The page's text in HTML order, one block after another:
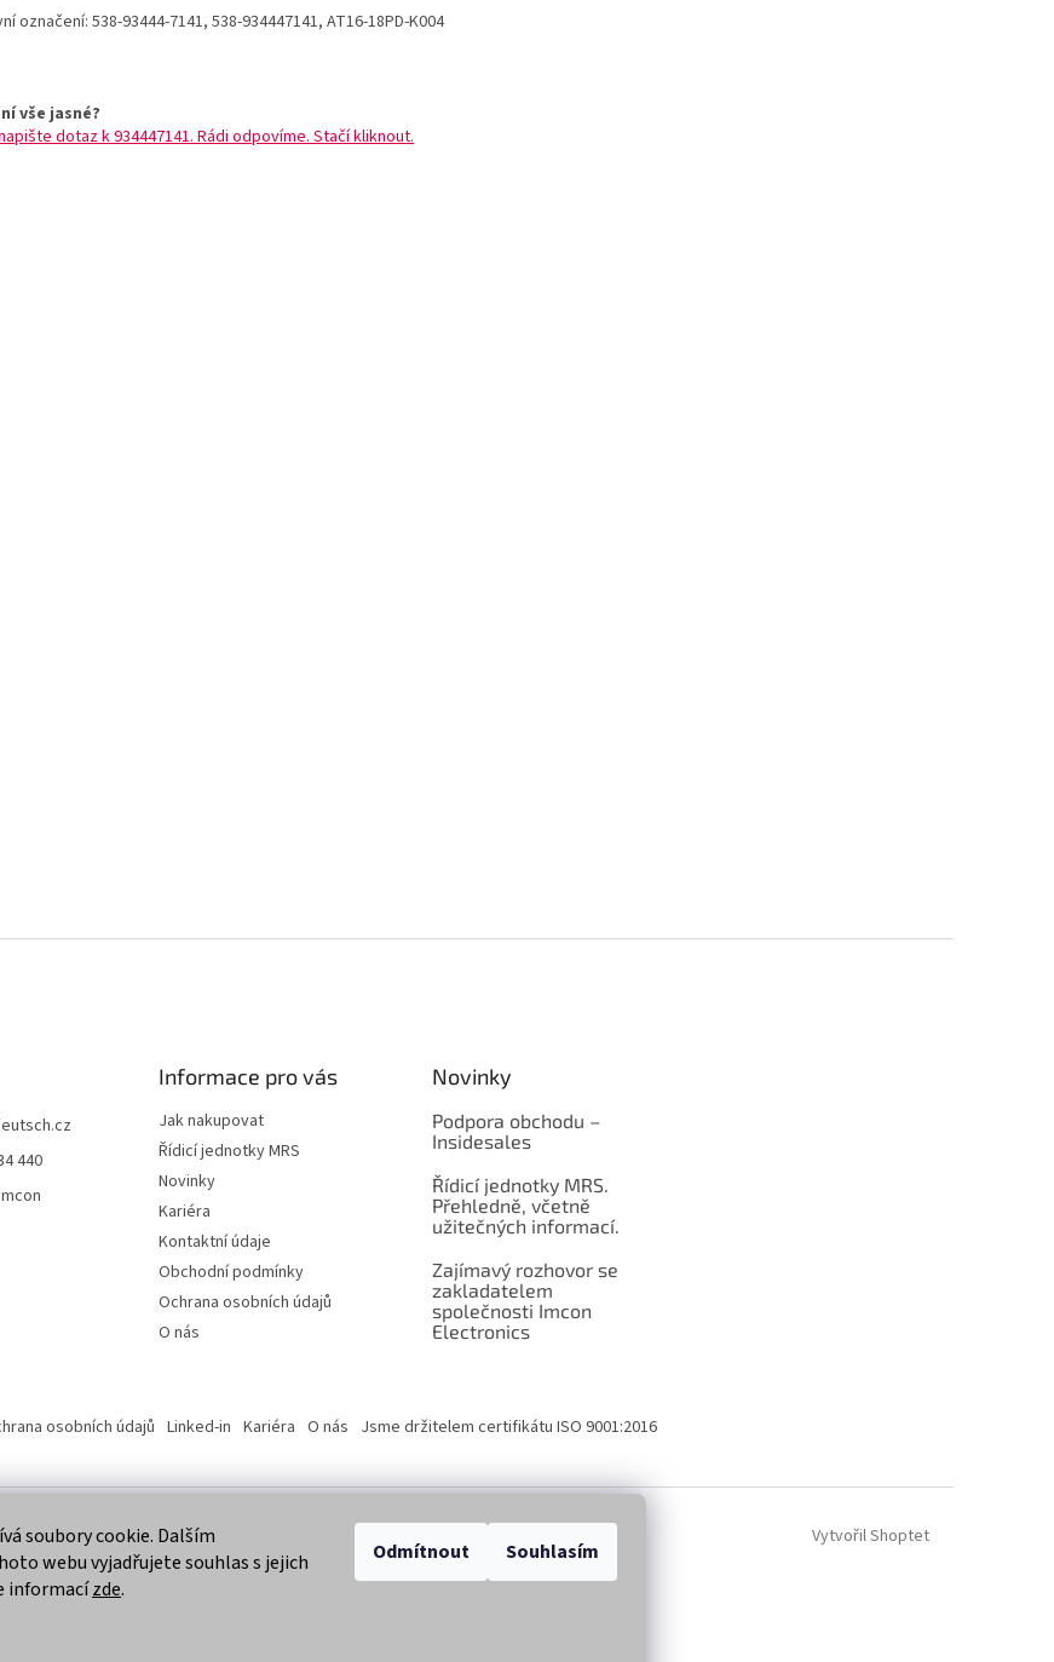
soubory cookie. Dalším
webu vyjadřujete souhlas s jejich
informacízde.
Odmítnout Souhlasím
označení: 538-93444-7141, 538-934447141, AT16-18PD-K004
vše jasné?
dotaz k 934447141. Rádi odpovíme. Stačí kliknout.
440
Informace pro vás
Jak nakupovat
Řídicí jednotky MRS
Novinky
Kariéra
Kontaktní údaje
Obchodní podmínky
Ochrana osobních údajů
O nás
Novinky
Podpora obchodu –
Insidesales
Řídicí jednotky MRS.
Přehledně, včetně
užitečných informací.
Zajímavý rozhovor se
zakladatelem
společnosti Imcon
Electronics
osobních údajů Linked-in Kariéra O nás Jsme držitelem certifikátu ISO 9001:2016
Vytvořil Shoptet